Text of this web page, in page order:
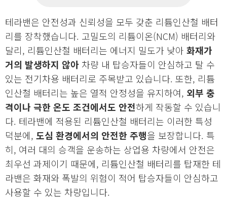
테라밴은 안전성과 신뢰성을 모두 갖춘 리튬인산철 배터
리를 장착했습니다. 고밀도의 리튬이온(NCM) 배터리와
달리, 리튬인산철 배터리는 에너지 밀도가 낮아 화재가
거의 발생하지 않아 차량 내 탑승자들이 안심하고 탈 수
있는 전기차용 배터리로 주목받고 있습니다. 또한, 리튬
인산철 배터리는 높은 열적 안정성을 유지하여, 외부 충
격이나 극한 온도 조건에서도 안전하게 작동할 수 있습니
다. 테라밴에 적용된 리튬인산철 배터리는 이러한 특성
덕분에, 도심 환경에서의 안전한 주행을 보장합니다. 특
히, 여러 대의 승객을 운송하는 상업용 차량에서 안전은
최우선 과제이기 때문에, 리튬인산철 배터리를 탑재한 테
라밴은 화재와 폭발의 위험이 적어 탑승자들이 안심하고
사용할 수 있는 차량입니다.